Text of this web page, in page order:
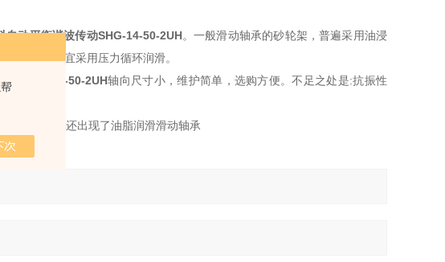
自动平衡谐波传动SHG-14-50-2UH。一般滑动轴承的砂轮架，普遍采用油浸
砂轮架，宜采用压力循环润滑。
动 SHG-14-50-2UH轴向尺寸小，维护简单，选购方便。不足之处是:抗振性
动轴承，近还出现了油脂润滑滑动轴承